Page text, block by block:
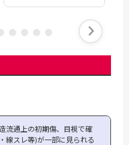
流通上の初期傷、目視で確
線スレ等)が一部に見られる